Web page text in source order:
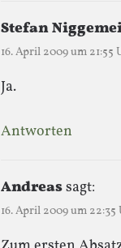
Stefan
16. April 2009 um 21:55
Ja.
Antworten
Andreassagt:
16. April 2009 um 22:35